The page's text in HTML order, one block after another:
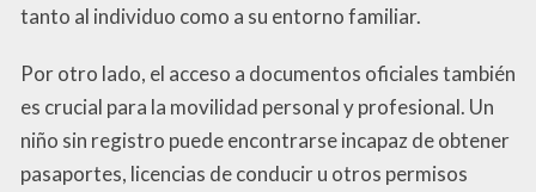
tanto al individuo como a su entorno familiar.
Por otro lado, el acceso a documentos oficiales también
es crucial para la movilidad personal y profesional. Un
niño sin registro puede encontrarse incapaz de obtener
pasaportes, licencias de conducir u otros permisos